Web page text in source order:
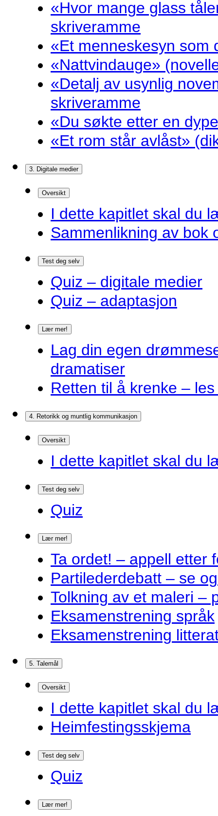
«Hvor mange glass
skriveramme
«Et menneskesyn som
«Nattvindauge»
«Detalj av usynlig
skriveramme
«Du søkte etter en
«Et rom står avlåst»
3. Digitale medier
Oversikt
I dette kapitlet skal du
Sammenlikning av bok
Test deg selv
Quiz – digitale medier
Quiz – adaptasjon
Lær mer!
Lag din egen
dramatiser
Retten til å krenke –
4. Retorikk og muntlig kommunikasjon
Oversikt
I dette kapitlet skal du
Test deg selv
Quiz
Lær mer!
Ta ordet! – appell etter
Partilederdebatt – se
Tolkning av et maleri –
Eksamenstrening språk
Eksamenstrening
5. Talemål
Oversikt
I dette kapitlet skal du
Heimfestingsskjema
Test deg selv
Quiz
Lær mer!